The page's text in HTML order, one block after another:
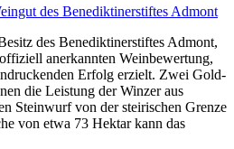
des Benediktinerstiftes Admont,
anerkannten Weinbewertung,
Erfolg erzielt. Zwei Gold-
die Leistung der Winzer aus
Steinwurf von der steirischen Grenze
von etwa 73 Hektar kann das